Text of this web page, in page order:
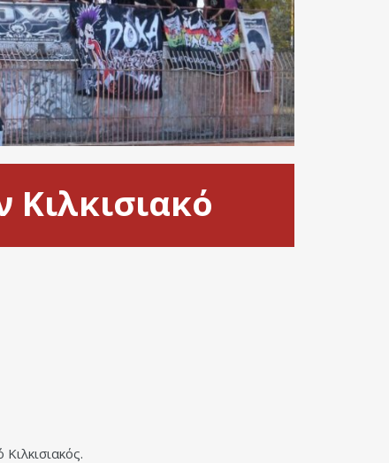
Κιλκισιακό